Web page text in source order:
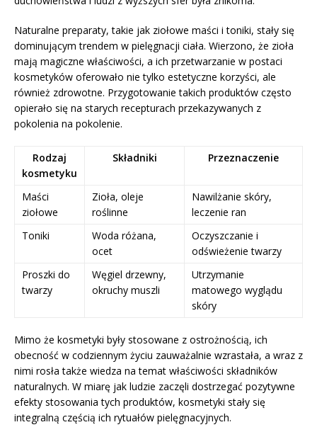
Naturalne preparaty, takie jak ziołowe maści i toniki, stały się
dominującym trendem w pielęgnacji ciała. Wierzono, że zioła
mają magiczne właściwości, a ich przetwarzanie w postaci
kosmetyków oferowało nie tylko estetyczne korzyści, ale
również zdrowotne. Przygotowanie takich produktów często
opierało się na starych recepturach przekazywanych z
pokolenia na pokolenie.
Rodzaj
kosmetyku
Składniki Przeznaczenie
Maści
ziołowe
Zioła, oleje
roślinne
Nawilżanie skóry,
leczenie ran
Toniki
Woda różana,
ocet
Oczyszczanie i
odświeżenie twarzy
Proszki do
twarzy
Węgiel drzewny,
okruchy muszli
Utrzymanie
matowego wyglądu
skóry
Mimo że kosmetyki były stosowane z ostrożnością, ich
obecność w codziennym życiu zauważalnie wzrastała, a wraz z
nimi rosła także wiedza na temat właściwości składników
naturalnych. W miarę jak ludzie zaczęli dostrzegać pozytywne
efekty stosowania tych produktów, kosmetyki stały się
integralną częścią ich rytuałów pielęgnacyjnych.